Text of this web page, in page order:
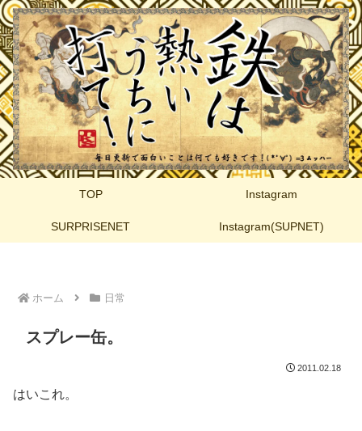
TOP Instagram
SURPRISENET Instagram(SUPNET)
ホーム 日常
スプレー缶。
2011.02.18
はいこれ。